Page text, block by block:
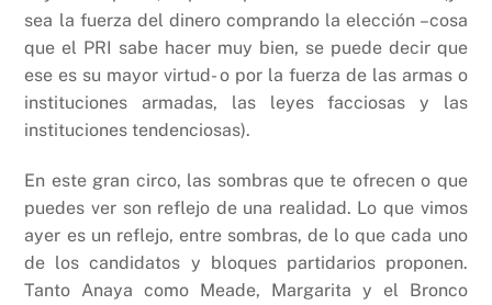
sea la fuerza del dinero comprando la elección –cosa
que el PRI sabe hacer muy bien, se puede decir que
ese es su mayor virtud- o por la fuerza de las armas o
instituciones armadas, las leyes facciosas y las
instituciones tendenciosas).
En este gran circo, las sombras que te ofrecen o que
puedes ver son reflejo de una realidad. Lo que vimos
ayer es un reflejo, entre sombras, de lo que cada uno
de los candidatos y bloques partidarios proponen.
Tanto Anaya como Meade, Margarita y el Bronco